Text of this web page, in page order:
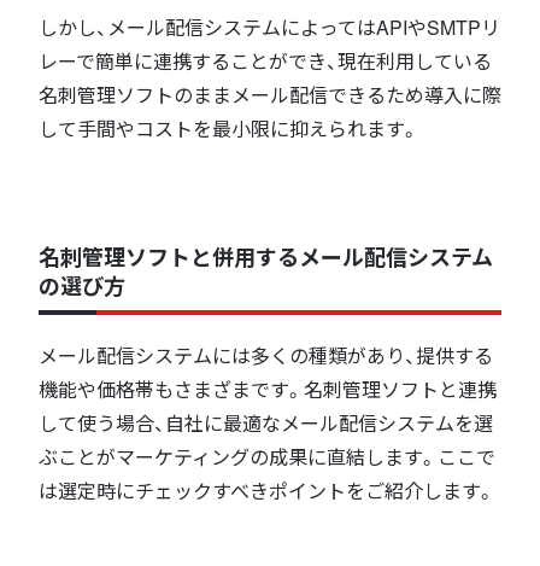
しかし、メール配信システムによってはAPIやSMTPリ
レーで簡単に連携することができ、現在利用している
名刺管理ソフトのままメール配信できるため導入に際
して手間やコストを最小限に抑えられます。
名刺管理ソフトと併用するメール配信システム
の選び方
メール配信システムには多くの種類があり、提供する
機能や価格帯もさまざまです。名刺管理ソフトと連携
して使う場合、自社に最適なメール配信システムを選
ぶことがマーケティングの成果に直結します。ここで
は選定時にチェックすべきポイントをご紹介します。